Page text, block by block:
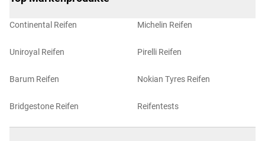
Continental Reifen
Uniroyal Reifen
Barum Reifen
Bridgestone Reifen
Michelin Reifen
Pirelli Reifen
Nokian Tyres Reifen
Reifentests